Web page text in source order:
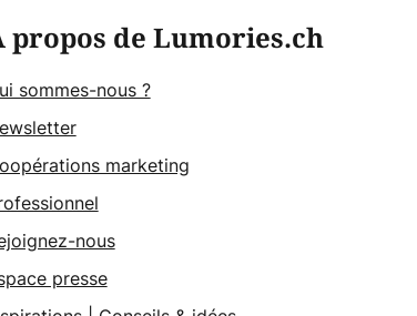
propos de Lumories.ch
sommes-nous ?
marketing
nous
presse